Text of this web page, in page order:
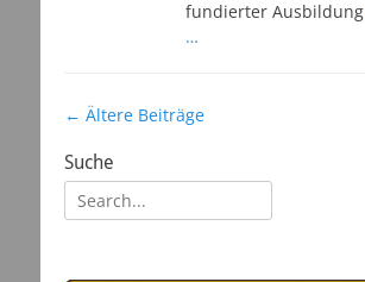
fundierter Ausbildung
…
Beitragsnavigation
← Ältere Beiträge
Suche
Suchen
nach: